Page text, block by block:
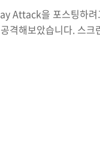
Attack을 포스팅하려
격해보았습니다. 스
을 위해 GNU Radio-